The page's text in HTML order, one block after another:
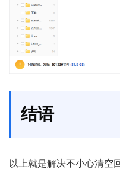
结语
以上就是解决不小心清空